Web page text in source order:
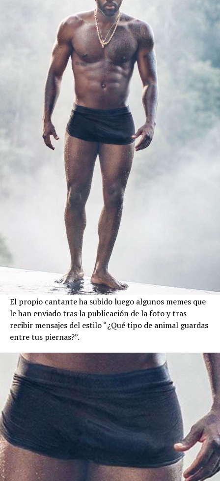
El propio cantante ha subido luego algunos memes que
le han enviado tras la publicación de la foto y tras
recibir mensajes del estilo “¿Qué tipo de animal guardas
entre tus piernas?”.